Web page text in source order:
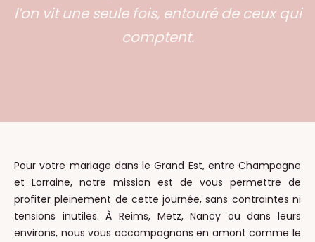
l’on vit une seule fois, entouré de ceux qui
comptent.
Pour votre mariage dans le Grand Est, entre Champagne
et Lorraine, notre mission est de vous permettre de
profiter pleinement de cette journée, sans contraintes ni
tensions inutiles. À Reims, Metz, Nancy ou dans leurs
environs, nous vous accompagnons en amont comme le